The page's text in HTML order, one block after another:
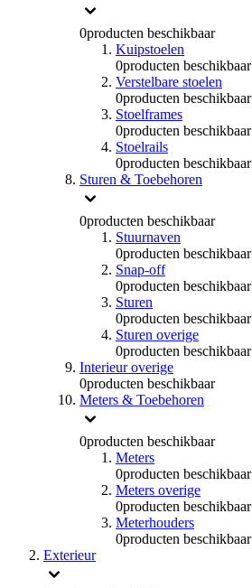
0producten beschikbaar
Kuipstoelen
0producten beschikbaar
Verstelbare stoelen
0producten beschikbaar
Stoelframes
0producten beschikbaar
Stoelrails
0producten beschikbaar
Sturen & Toebehoren
0producten beschikbaar
Stuurnaven
0producten beschikbaar
Snap-off
0producten beschikbaar
Sturen
0producten beschikbaar
Sturen overige
0producten beschikbaar
Interieur overige
0producten beschikbaar
Meters & Toebehoren
0producten beschikbaar
Meters
0producten beschikbaar
Meters overige
0producten beschikbaar
Meterhouders
0producten beschikbaar
Exterieur